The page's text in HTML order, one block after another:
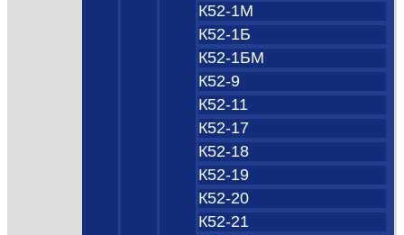
К52-1М
К52-1Б
К52-1БМ
К52-9
К52-11
К52-17
К52-18
К52-19
К52-20
К52-21